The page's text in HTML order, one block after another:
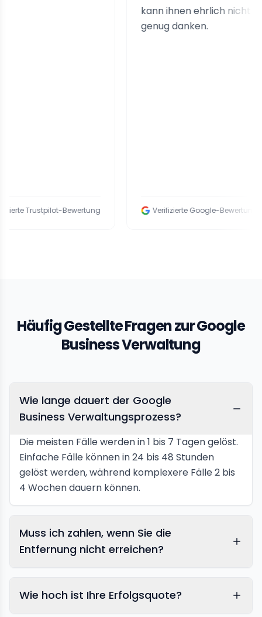
Bewertung
kann ihnen ehrlich nicht
genug danken.
Verifizierte Google-Bewertung
Häufig Gestellte Fragen zur Google
Business Verwaltung
Wie lange dauert der Google
Business Verwaltungsprozess?
Die meisten Fälle werden in 1 bis 7 Tagen gelöst.
Einfache Fälle können in 24 bis 48 Stunden
gelöst werden, während komplexere Fälle 2 bis
4 Wochen dauern können.
Muss ich zahlen, wenn Sie die
Entfernung nicht erreichen?
Wie hoch ist Ihre Erfolgsquote?